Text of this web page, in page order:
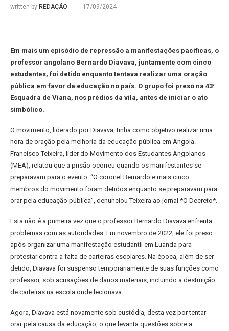
written by REDAÇÃO 17/09/2024
Em mais um episódio de repressão a manifestações pacíficas, o
professor angolano Bernardo Diavava, juntamente com cinco
estudantes, foi detido enquanto tentava realizar uma oração
pública em favor da educação no país. O grupo foi preso na 43ª
Esquadra de Viana, nos prédios da vila, antes de iniciar o ato
simbólico.
O movimento, liderado por Diavava, tinha como objetivo realizar uma
hora de oração pela melhoria da educação pública em Angola.
Francisco Teixeira, líder do Movimento dos Estudantes Angolanos
(MEA), relatou que a prisão ocorreu quando os manifestantes se
preparavam para o evento. “O coronel Bernardo e mais cinco
membros do movimento foram detidos enquanto se preparavam para
orar pela educação pública”, denunciou Teixeira ao jornal *O Decreto*.
Esta não é a primeira vez que o professor Bernardo Diavava enfrenta
problemas com as autoridades. Em novembro de 2022, ele foi preso
após organizar uma manifestação estudantil em Luanda para
protestar contra a falta de carteiras escolares. Na época, além de ser
detido, Diavava foi suspenso temporariamente de suas funções como
professor, sob acusações de danos materiais, incluindo a destruição
de carteiras na escola onde lecionava.
Agora, Diavava está novamente sob custódia, desta vez por tentar
orar pela causa da educação, o que levanta questões sobre a